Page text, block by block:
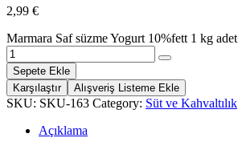
2,99 €
Marmara Saf süzme Yogurt 10%fett 1 kg adet
Sepete Ekle
Karşılaştır
Alışveriş Listeme Ekle
SKU: SKU-163 Category: Süt ve Kahvaltılık
Açıklama